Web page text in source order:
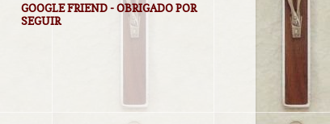
GOOGLE FRIEND - OBRIGADO POR
SEGUIR